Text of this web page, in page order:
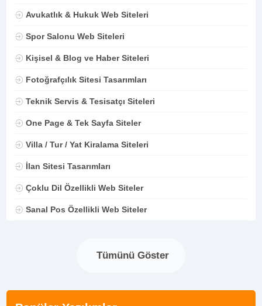
Avukatlık & Hukuk Web Siteleri
Spor Salonu Web Siteleri
Kişisel & Blog ve Haber Siteleri
Fotoğrafçılık Sitesi Tasarımları
Teknik Servis & Tesisatçı Siteleri
One Page & Tek Sayfa Siteler
Villa / Tur / Yat Kiralama Siteleri
İlan Sitesi Tasarımları
Çoklu Dil Özellikli Web Siteler
Sanal Pos Özellikli Web Siteler
Tümünü Göster